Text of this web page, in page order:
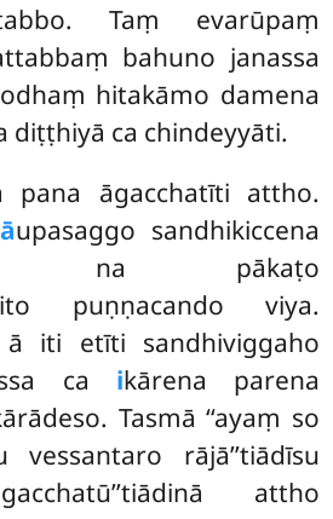
Taṃ evarūpaṃ
bahuno janassa
hitakāmo damena
diṭṭhiyā ca chindeyyāti.
pana āgacchatīti attho.
āupasaggo sandhikiccena
na pākaṭo
puṇṇacando viya.
iti etīti sandhiviggaho
ca ikārena parena
Tasmā ‘‘ayaṃ so
rājā’’tiādīsu
attho